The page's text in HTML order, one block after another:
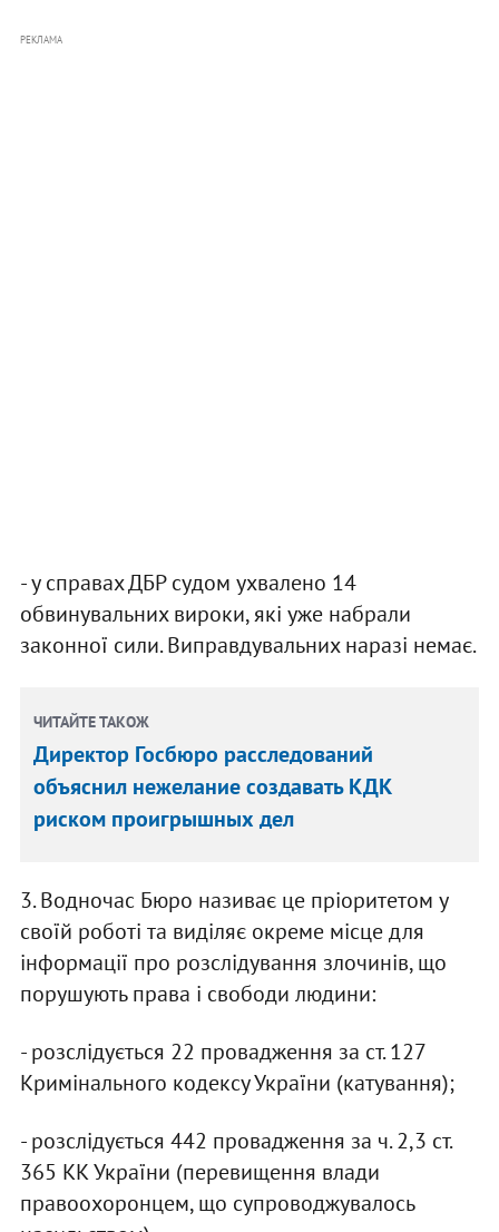
РЕКЛАМА
- у справах ДБР судом ухвалено 14
обвинувальних вироки, які уже набрали
законної сили. Виправдувальних наразі немає.
ЧИТАЙТЕ ТАКОЖ
Директор Госбюро расследований
объяснил нежелание создавать КДК
риском проигрышных дел
3. Водночас Бюро називає це пріоритетом у
своїй роботі та виділяє окреме місце для
інформації про розслідування злочинів, що
порушують права і свободи людини:
- розслідується 22 провадження за ст. 127
Кримінального кодексу України (катування);
- розслідується 442 провадження за ч. 2,3 ст.
365 КК України (перевищення влади
правоохоронцем, що супроводжувалось